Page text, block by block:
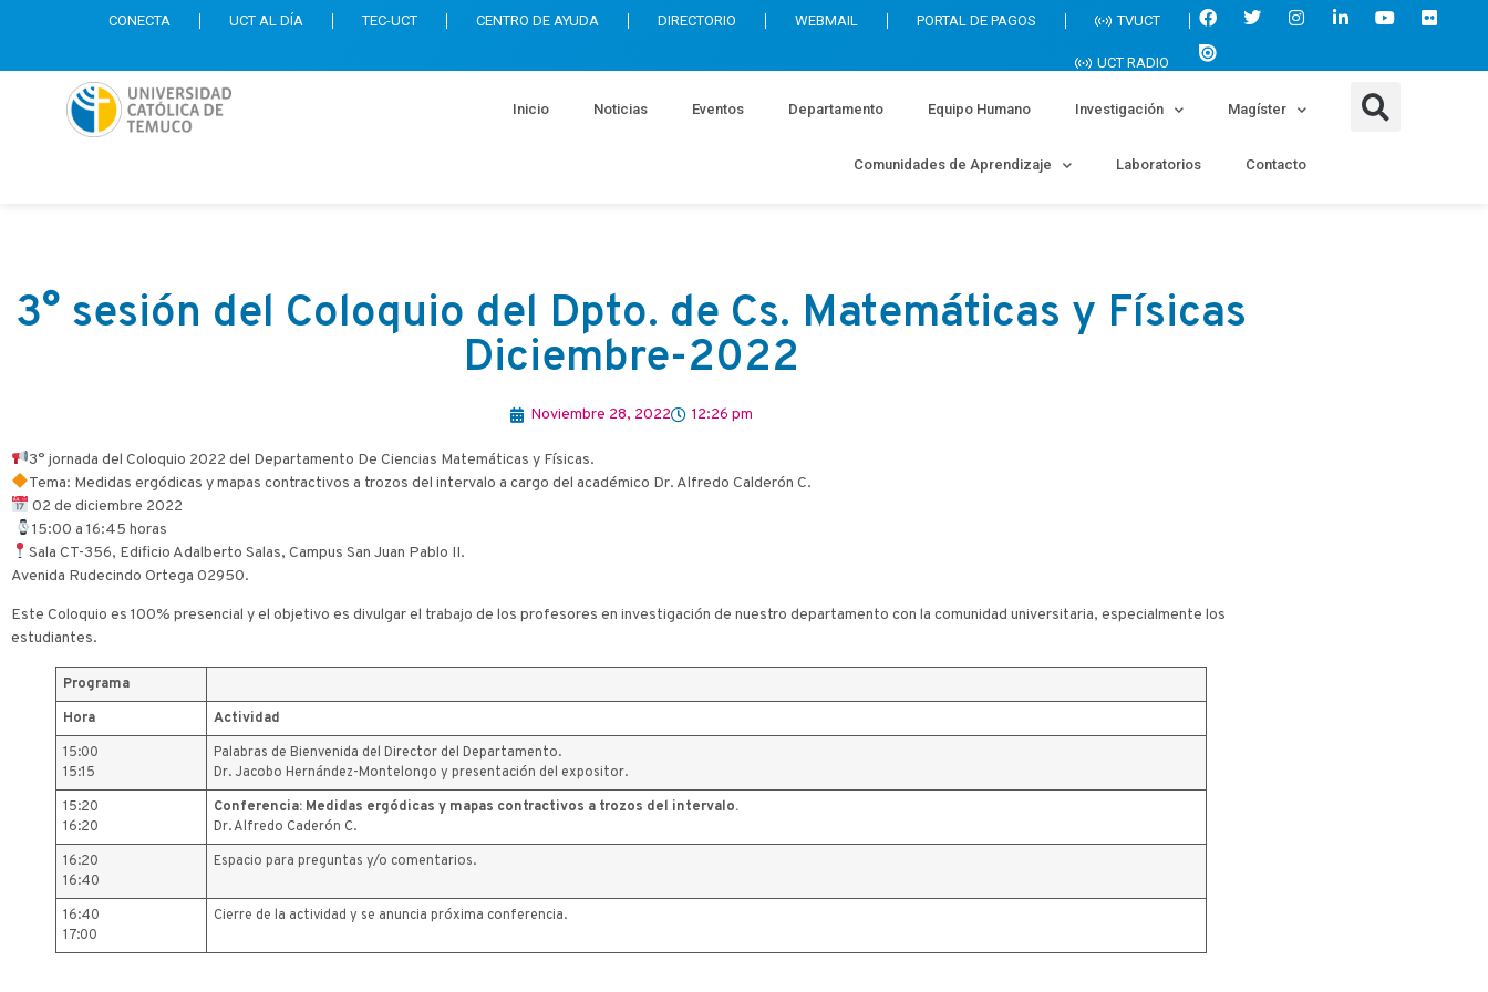
CONECTA UCT AL DÍA TEC-UCT CENTRO DE AYUDA DIRECTORIO WEBMAIL PORTAL DE PAGOS TVUCT
UCT RADIO
Inicio Noticias Eventos Departamento Equipo Humano Investigación Magíster
Comunidades de Aprendizaje Laboratorios Contacto
3° sesión del Coloquio del Dpto. de Cs. Matemáticas y Físicas
Diciembre-2022
Noviembre 28, 2022 12:26 pm
​3° jornada del Coloquio 2022 del Departamento De Ciencias Matemáticas y Físicas.
Tema: Medidas ergódicas y mapas contractivos a trozos del intervalo a cargo del académico Dr. Alfredo Calderón C.
02 de diciembre 2022
​15:00 a 16:45 horas
Sala CT-356, Edificio Adalberto Salas, Campus San Juan Pablo II.
Avenida Rudecindo Ortega 02950.
Este Coloquio es 100% presencial y el objetivo es divulgar el trabajo de los profesores en investigación de nuestro departamento con la comunidad universitaria, especialmente los
estudiantes.
Programa
Hora
Actividad
15:00
15:15
Palabras de Bienvenida del Director del Departamento.
Dr. Jacobo Hernández-Montelongo y presentación del expositor.
15:20
16:20
Conferencia: Medidas ergódicas y mapas contractivos a trozos del intervalo.
Dr. Alfredo Caderón C.
16:20
16:40
Espacio para preguntas y/o comentarios.
16:40
17:00
Cierre de la actividad y se anuncia próxima conferencia.